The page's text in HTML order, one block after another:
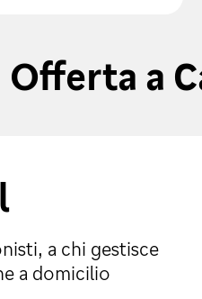
Offerta a
a chi gestisce
a domicilio